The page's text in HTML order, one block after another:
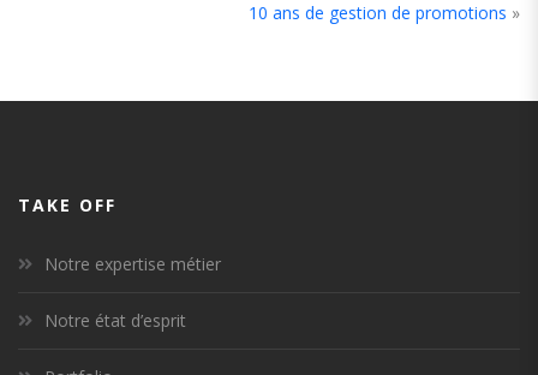
10 ans de gestion de promotions »
TAKE OFF
Notre expertise métier
Notre état d’esprit